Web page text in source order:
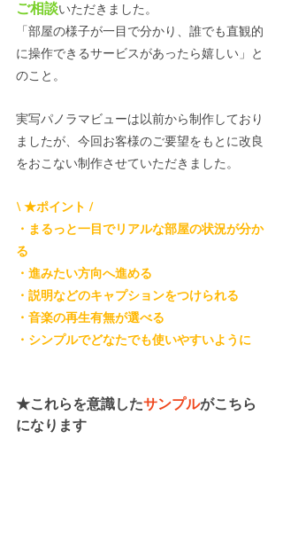
ご相談いただきました。
「部屋の様子が一目で分かり、誰でも直観的
に操作できるサービスがあったら嬉しい」と
のこと。
実写パノラマビューは以前から制作しており
ましたが、今回お客様のご要望をもとに改良
をおこない制作させていただきました。
\ ★ポイント /
・まるっと一目でリアルな部屋の状況が分か
る
・進みたい方向へ進める
・説明などのキャプションをつけられる
・音楽の再生有無が選べる
・シンプルでどなたでも使いやすいように
★これらを意識したサンプルがこちら
になります